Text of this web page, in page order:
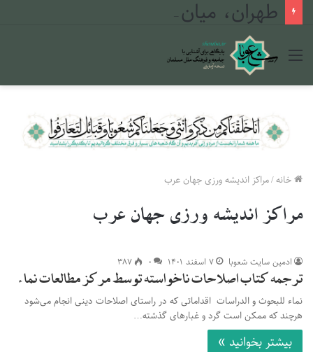
طهران، میان دجله و فرات
منو
خانه/مراکز اندیشه ورزی جهان عرب
مراکز اندیشه ورزی جهان عرب
ادمین سایت شعوبا ۷ اسفند ۱۴۰۱ ۰ ۳۸۷
ترجمه کتاب اصلاحات ناخواسته توسط مرکز مطالعات نماء
نماء للبحوث و الدراسات اقداماتی که در راستای اصلاحات دینی انجام می‌شود
هرچند که ممکن است گرد و غبارهای گذشته…
بیشتر بخوانید »